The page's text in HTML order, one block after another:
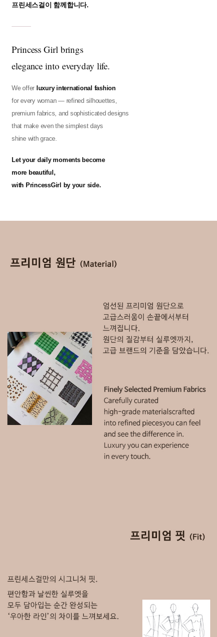
프린세스걸이 함께합니다.
Princess Girl brings
elegance into everyday life.
We offer luxury international fashion
for every woman — refined silhouettes,
premium fabrics, and sophisticated designs
that make even the simplest days
shine with grace.
Let your daily moments become
more beautiful,
with PrincessGirl by your side.